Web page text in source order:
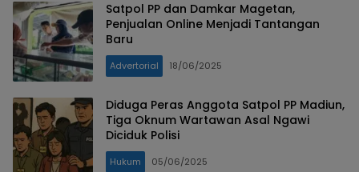
Satpol PP dan Damkar Magetan,
Penjualan Online Menjadi Tantangan
Baru
Advertorial 18/06/2025
Diduga Peras Anggota Satpol PP Madiun,
Tiga Oknum Wartawan Asal Ngawi
Diciduk Polisi
Hukum 05/06/2025